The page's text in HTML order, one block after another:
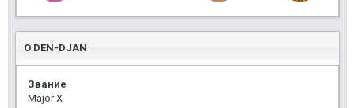
О DEN-DJAN
Звание
Major X